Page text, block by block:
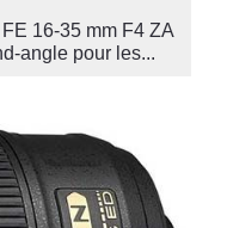
16-35 mm F4 ZA
angle pour les...